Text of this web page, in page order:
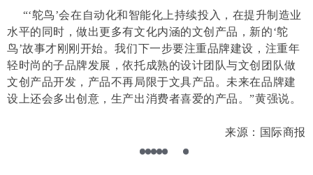
“‘鸵鸟’会在自动化和智能化上持续投入，在提升制造业
水平的同时，做出更多有文化内涵的文创产品，新的‘鸵
鸟’故事才刚刚开始。我们下一步要注重品牌建设，注重年
轻时尚的子品牌发展，依托成熟的设计团队与文创团队做
文创产品开发，产品不再局限于文具产品。未来在品牌建
设上还会多出创意，生产出消费者喜爱的产品。”黄强说。
来源：国际商报